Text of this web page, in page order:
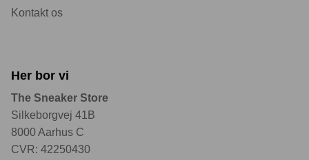
Kontakt os
Her bor vi
The Sneaker Store
Silkeborgvej 41B
8000 Aarhus C
CVR: 42250430